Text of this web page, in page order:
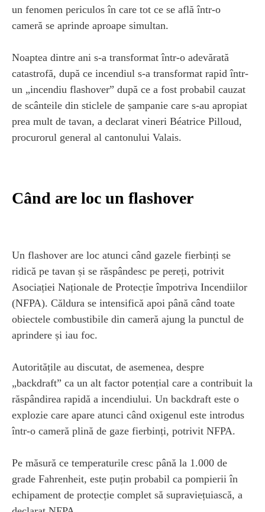
un fenomen periculos în care tot ce se află într-o
cameră se aprinde aproape simultan.
Noaptea dintre ani s-a transformat într-o adevărată
catastrofă, după ce incendiul s-a transformat rapid într-
un „incendiu flashover” după ce a fost probabil cauzat
de scânteile din sticlele de șampanie care s-au apropiat
prea mult de tavan, a declarat vineri Béatrice Pilloud,
procurorul general al cantonului Valais.
Când are loc un flashover
Un flashover are loc atunci când gazele fierbinți se
ridică pe tavan și se răspândesc pe pereți, potrivit
Asociației Naționale de Protecție împotriva Incendiilor
(NFPA). Căldura se intensifică apoi până când toate
obiectele combustibile din cameră ajung la punctul de
aprindere și iau foc.
Autoritățile au discutat, de asemenea, despre
„backdraft” ca un alt factor potențial care a contribuit la
răspândirea rapidă a incendiului. Un backdraft este o
explozie care apare atunci când oxigenul este introdus
într-o cameră plină de gaze fierbinți, potrivit NFPA.
Pe măsură ce temperaturile cresc până la 1.000 de
grade Fahrenheit, este puțin probabil ca pompierii în
echipament de protecție complet să supraviețuiască, a